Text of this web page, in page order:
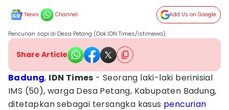
News Channel Add Us on Google
Pencurian sapi di Desa Petang (Dok.IDN Times/istimewa)
Share Article
Badung, IDN Times - Seorang laki-laki berinisial
IMS (50), warga Desa Petang, Kabupaten Badung,
ditetapkan sebagai tersangka kasus pencurian